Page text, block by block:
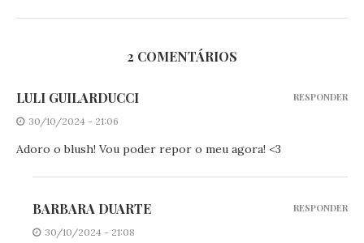
2 COMENTÁRIOS
LULI GUILARDUCCI
30/10/2024 - 21:06
Adoro o blush! Vou poder repor o meu agora! <3
RESPONDER
BARBARA DUARTE
30/10/2024 - 21:08
RESPONDER